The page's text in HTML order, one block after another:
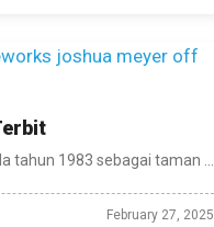
tahun 1983 sebagai taman ...
February 27, 2025